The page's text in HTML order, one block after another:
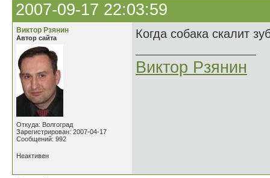
2007-09-17 22:03:59
Виктор Рзянин
Автор сайта
Откуда: Волгоград
Зарегистрирован: 2007-04-17
Сообщений: 992
Когда собака скалит
Виктор Рзянин
Неактивен